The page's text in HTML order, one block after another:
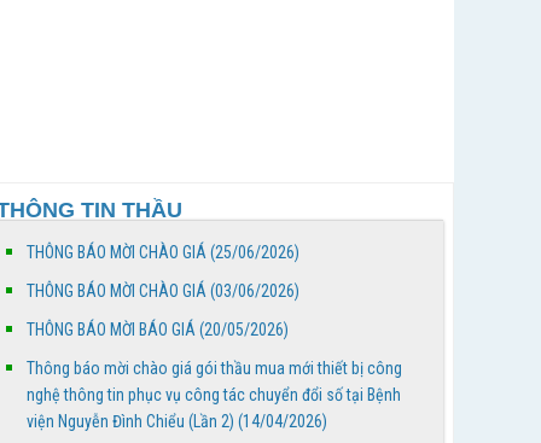
TIN THẦU
THÔNG BÁO MỜI CHÀO GIÁ (25/06/2026)
THÔNG BÁO MỜI CHÀO GIÁ (03/06/2026)
THÔNG BÁO MỜI BÁO GIÁ (20/05/2026)
Thông báo mời chào giá gói thầu mua mới thiết bị công
nghệ thông tin phục vụ công tác chuyển đổi số tại Bệnh
viện Nguyễn Đình Chiểu (Lần 2) (14/04/2026)
đổi số...
Thông báo mời chào giá gói thầu in ấn phẩm và
hồ sơ bệnh án phục vụ công tác chuyên môn tại
Bệnh...
BỆNH VIỆN NGUYỄN ĐÌNH CHIỂU TỔ CHỨC KHÁM
BỆNH VỀ NGUỒN NHÂN DỊP TẾT CHÔL CHNĂM
THMÂY NĂM 2026